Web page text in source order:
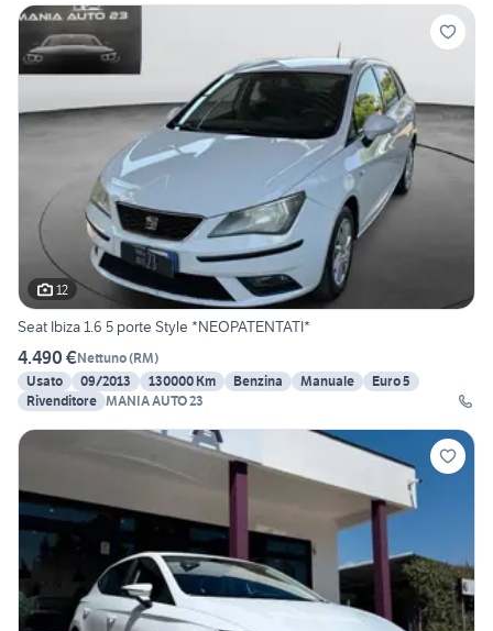
12
Seat Ibiza 1.6 5 porte Style *NEOPATENTATI*
4.490 €Nettuno(RM)
Usato
09/2013 130000 Km Benzina Manuale
Euro 5
Rivenditore MANIA AUTO 23